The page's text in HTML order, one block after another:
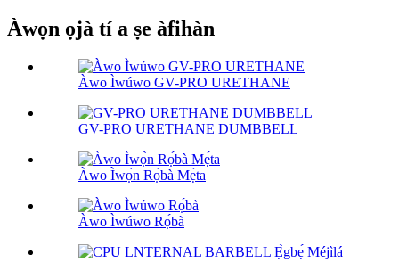
Àwọn ọjà tí a ṣe àfihàn
Àwo Ìwúwo GV-PRO URETHANE
GV-PRO URETHANE DUMBBELL
Àwo Ìwọ̀n Rọ́bà Mẹ́ta
Àwo Ìwúwo Rọ́bà